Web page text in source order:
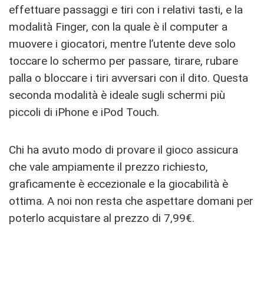
effettuare passaggi e tiri con i relativi tasti, e la
modalità Finger, con la quale è il computer a
muovere i giocatori, mentre l’utente deve solo
toccare lo schermo per passare, tirare, rubare
palla o bloccare i tiri avversari con il dito. Questa
seconda modalità è ideale sugli schermi più
piccoli di iPhone e iPod Touch.
Chi ha avuto modo di provare il gioco assicura
che vale ampiamente il prezzo richiesto,
graficamente è eccezionale e la giocabilità è
ottima. A noi non resta che aspettare domani per
poterlo acquistare al prezzo di 7,99€.